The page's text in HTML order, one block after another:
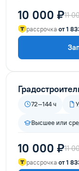
10 000 ₽11
рассрочка от 1
72–144 ч
Высшее или
10 000 ₽11
рассрочка от 1